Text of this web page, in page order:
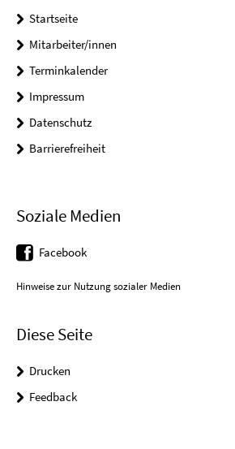
Startseite
Mitarbeiter/innen
Terminkalender
Impressum
Datenschutz
Barrierefreiheit
Soziale Medien
Facebook
Hinweise zur Nutzung sozialer Medien
Diese Seite
Drucken
Feedback